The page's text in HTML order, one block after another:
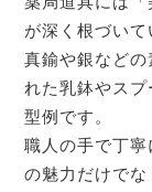
が深く根づいて
真鍮や銀など
れた乳鉢やス
型例です。
職人の手で丁
の魅力だけで